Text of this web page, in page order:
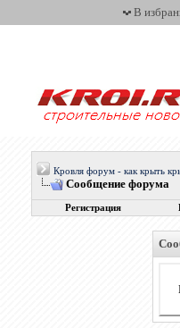
В
Кровля форум - как крыть
Сообщение форума
Регистрация